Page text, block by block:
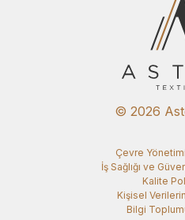
Çevre
İş Sağlığı ve
Kalite
Kişisel
Bilgi
© 2026